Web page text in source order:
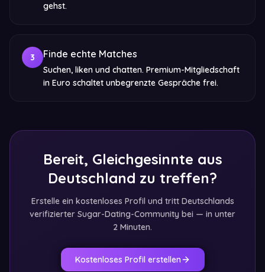
gehst.
3 Finde echte Matches
Suchen, liken und chatten. Premium-Mitgliedschaft
in Euro schaltet unbegrenzte Gespräche frei.
Bereit, Gleichgesinnte aus
Deutschland zu treffen?
Erstelle ein kostenloses Profil und tritt Deutschlands
verifizierter Sugar-Dating-Community bei — in unter
2 Minuten.
Kostenloses Profil erstellen